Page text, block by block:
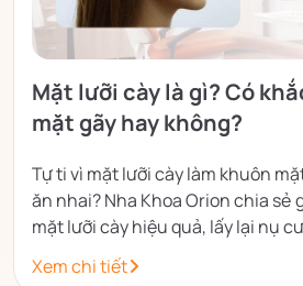
Mặt lưỡi cày là gì? Có
mặt gãy hay không?
Tự ti vì mặt lưỡi cày làm khuôn
ăn nhai? Nha Khoa Orion chia sẻ
mặt lưỡi cày hiệu quả, lấy lại nụ
Xem chi tiết